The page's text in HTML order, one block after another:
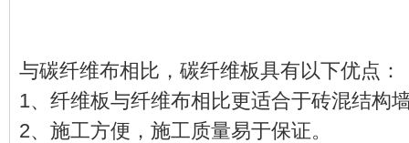
与碳纤维布相比，碳纤维板具有以下优
1、 纤维板与纤维布相比更适合于砖混结构
2、施工方便，施工质量易于保证。